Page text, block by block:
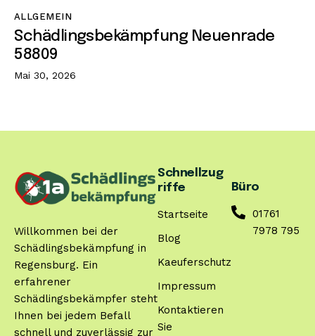
ALLGEMEIN
Schädlingsbekämpfung Neuenrade
58809
Mai 30, 2026
Willkommen bei der
Schädlingsbekämpfung in
Regensburg. Ein
erfahrener
Schädlingsbekämpfer steht
Ihnen bei jedem Befall
schnell und zuverlässig zur
Schnellzug
riffe
Startseite
Blog
Kaeuferschutz
Impressum
Kontaktieren
Sie
Büro
01761
7978 795